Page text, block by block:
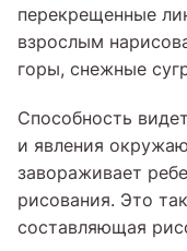
перекрещенные
взрослым
горы, снежные
Способность
и явления
завораживает
рисования. Это
составляющая